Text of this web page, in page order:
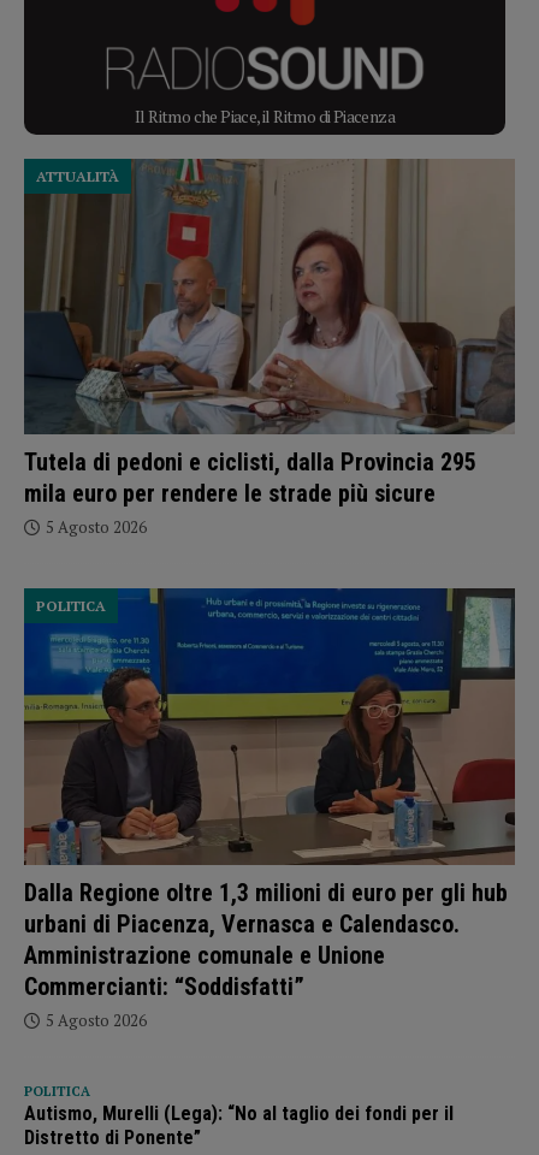
Il Ritmo che Piace, il Ritmo di Piacenza
Tutela di pedoni e ciclisti, dalla Provincia 295
mila euro per rendere le strade più sicure
ATTUALITÀ
5 Agosto 2026
Dalla Regione oltre 1,3 milioni di euro per gli hub
urbani di Piacenza, Vernasca e Calendasco.
Amministrazione comunale e Unione
Commercianti: “Soddisfatti”
POLITICA
5 Agosto 2026
POLITICA
Autismo, Murelli (Lega): “No al taglio dei fondi per il
Distretto di Ponente”